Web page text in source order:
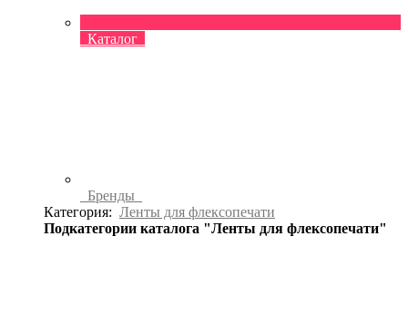
Каталог
Бренды
Категория: Ленты для флексопечати
Подкатегории каталога "Ленты для флексопечати"